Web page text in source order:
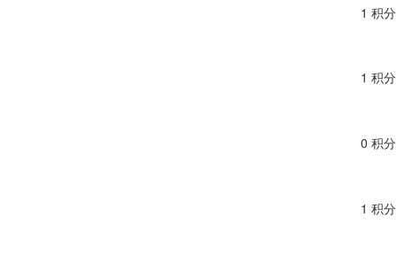
1 积分
1 积分
0 积分
1 积分